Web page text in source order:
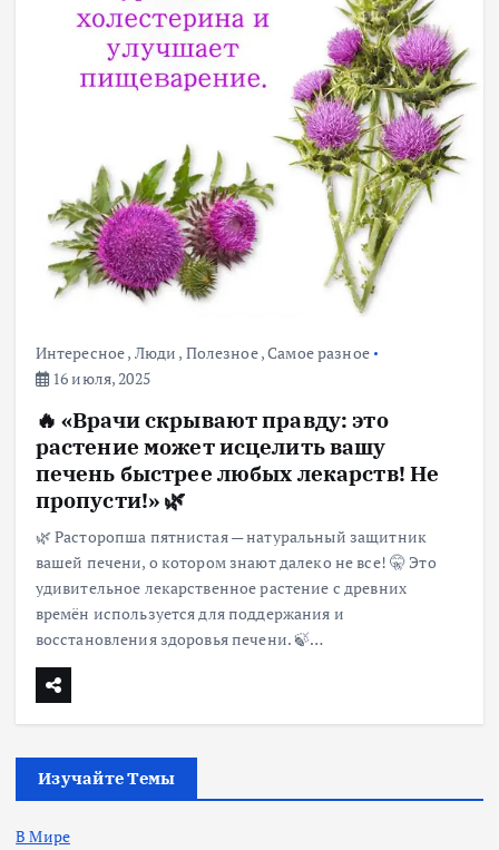
Интересное, Люди , Полезное,Самое разное
16 июля, 2025
🔥 «Врачи скрывают правду: это
растение может исцелить вашу
печень быстрее любых лекарств! Не
пропусти!» 🌿
🌿 Расторопша пятнистая — натуральный защитник
вашей печени, о котором знают далеко не все! 🤫 Это
удивительное лекарственное растение с древних
времён используется для поддержания и
восстановления здоровья печени. 🍃…
Изучайте Темы
В Мире